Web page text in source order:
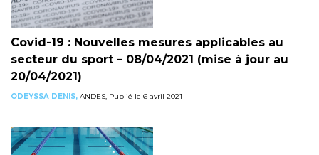
Covid-19 : Nouvelles mesures applicables au
secteur du sport – 08/04/2021 (mise à jour au
20/04/2021)
ODEYSSA DENIS, ANDES, Publié le 6 avril 2021